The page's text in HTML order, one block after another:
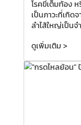
โรคขี้เต็มท้อง ห
เป็นภาวะที่เกิด
ลำไส้ใหญ่เป็นจ
ดูเพิ่มเติม >